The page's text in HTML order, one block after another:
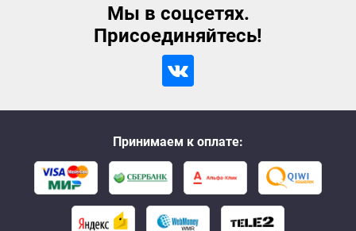
Мы в соцсетях.
Присоединяйтесь!
Принимаем к оплате: